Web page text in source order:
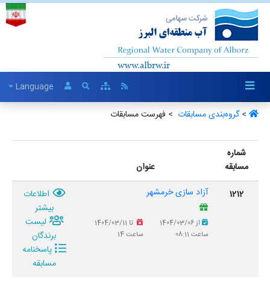
Language
>گروه‌بندی مسابقات ‏ > فهرست مسابقات
شماره
مسابقه
عنوان
1212
آزاد سازی خرمشهر
از 1404/03/06
ساعت 08:11
تا 1404/03/11
ساعت 14
اطلاعات
بیشتر
لیست
برندگان
پاسخنامه
مسابقه